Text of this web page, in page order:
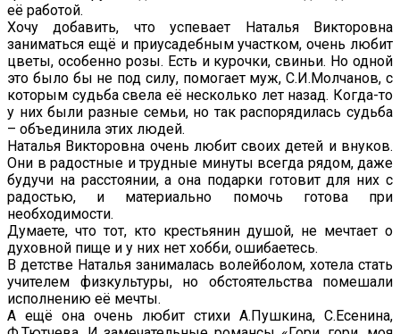
её работой.
Хочу добавить, что успевает Наталья Викторовна
заниматься ещё и приусадебным участком, очень любит
цветы, особенно розы. Есть и курочки, свиньи. Но одной
это было бы не под силу, помогает муж, С.И.Молчанов, с
которым судьба свела её несколько лет назад. Когда-то
у них были разные семьи, но так распорядилась судьба
– объединила этих людей.
Наталья Викторовна очень любит своих детей и внуков.
Они в радостные и трудные минуты всегда рядом, даже
будучи на расстоянии, а она подарки готовит для них с
радостью, и материально помочь готова при
необходимости.
Думаете, что тот, кто крестьянин душой, не мечтает о
духовной пище и у них нет хобби, ошибаетесь.
В детстве Наталья занималась волейболом, хотела стать
учителем физкультуры, но обстоятельства помешали
исполнению её мечты.
А ещё она очень любит стихи А.Пушкина, С.Есенина,